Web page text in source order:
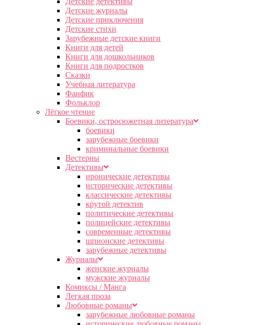
Детские журналы
Детские приключения
Детские стихи
Зарубежные детские книги
Книги для детей
Книги для дошкольников
Книги для подростков
Сказки
Учебная литература
Фанфик
Фольклор
Лёгкое чтение
Боевики, остросюжетная литература
боевики
зарубежные боевики
криминальные боевики
Вестерны
Детективы
иронические детективы
исторические детективы
классические детективы
крутой детектив
политические детективы
полицейские детективы
современные детективы
шпионские детективы
зарубежные детективы
Журналы
женские журналы
мужские журналы
Комиксы / Манга
Легкая проза
Любовные романы
зарубежные любовные романы